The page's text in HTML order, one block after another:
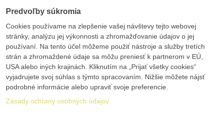
Predvoľby súkromia
Cookies používame na zlepšenie vašej návštevy tejto webovej
stránky, analýzu jej výkonnosti a zhromažďovanie údajov o jej
používaní. Na tento účel môžeme použiť nástroje a služby tretích
strán a zhromaždené údaje sa môžu preniesť k partnerom v EÚ,
USA alebo iných krajinách. Kliknutím na „Prijať všetky cookies“
vyjadrujete svoj súhlas s týmto spracovaním. Nižšie môžete nájsť
podrobné informácie alebo upraviť svoje preferencie.
Zásady ochrany osobných údajov